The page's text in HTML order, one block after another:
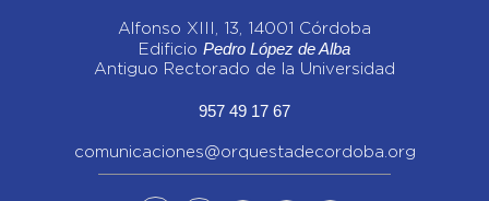
Alfonso XIII, 13, 14001 Córdoba
Edificio Pedro López de Alba
Antiguo Rectorado de la Universidad
957 49 17 67
comunicaciones@orquestadecordoba.org